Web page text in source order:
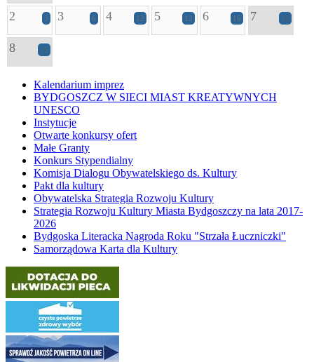
2 3 3 6 4 12 5 12 6 16 7 33
8 25
Kalendarium imprez
BYDGOSZCZ W SIECI MIAST KREATYWNYCH
UNESCO
Instytucje
Otwarte konkursy ofert
Małe Granty
Konkurs Stypendialny
Komisja Dialogu Obywatelskiego ds. Kultury
Pakt dla kultury
Obywatelska Strategia Rozwoju Kultury
Strategia Rozwoju Kultury Miasta Bydgoszczy na lata 2017-
2026
Bydgoska Literacka Nagroda Roku "Strzała Łuczniczki"
Samorządowa Karta dla Kultury